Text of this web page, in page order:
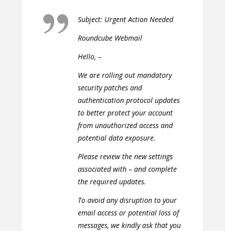
Subject: Urgent Action Needed
Roundcube Webmail
Hello, –
We are rolling out mandatory
security patches and
authentication protocol updates
to better protect your account
from unauthorized access and
potential data exposure.
Please review the new settings
associated with – and complete
the required updates.
To avoid any disruption to your
email access or potential loss of
messages, we kindly ask that you